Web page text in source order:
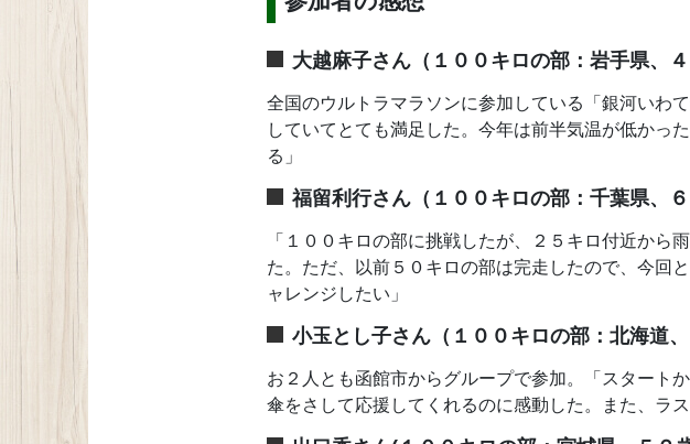
大越麻子さん（１００キロの部：岩手県、４
全国のウルトラマラソンに参加している「銀河いわ
していてとても満足した。今年は前半気温が低かっ
る」
福留利行さん（１００キロの部：千葉県、６
「１００キロの部に挑戦したが、２５キロ付近から
た。ただ、以前５０キロの部は完走したので、今回
ャレンジしたい」
小玉とし子さん（１００キロの部：北海道
お２人とも函館市からグループで参加。「スタート
傘をさして応援してくれるのに感動した。また、ラ